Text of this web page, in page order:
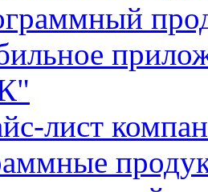
лист